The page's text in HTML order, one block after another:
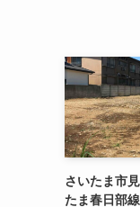
さいたま市
たま春日部